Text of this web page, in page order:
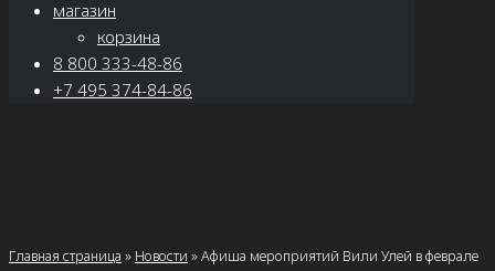
магазин
корзина
8 800 333-48-86
+7 495 374-84-86
Главная страница » Новости »Афиша мероприятий Вили Улей в феврале